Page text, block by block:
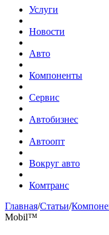
Услуги
Новости
Авто
Компоненты
Сервис
Автобизнес
Автоопт
Вокруг авто
Комтранс
Главная/Статьи/
Mobil™